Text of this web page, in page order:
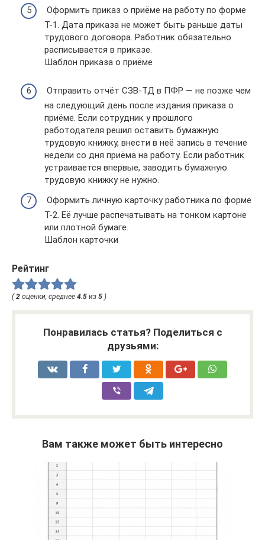
Оформить приказ о приёме на работу по форме
Т-1. Дата приказа не может быть раньше даты
трудового договора. Работник обязательно
расписывается в приказе.
Шаблон приказа о приёме
Отправить отчёт СЗВ-ТД в ПФР — не позже чем
на следующий день после издания приказа о
приёме. Если сотрудник у прошлого
работодателя решил оставить бумажную
трудовую книжку, внести в неё запись в течение
недели со дня приёма на работу. Если работник
устраивается впервые, заводить бумажную
трудовую книжку не нужно.
Оформить личную карточку работника по форме
Т-2. Её лучше распечатывать на тонком картоне
или плотной бумаге.
Шаблон карточки
Рейтинг
(2 оценки, среднее 4.5 из 5 )
Понравилась статья? Поделиться с
друзьями:
Вам также может быть интересно